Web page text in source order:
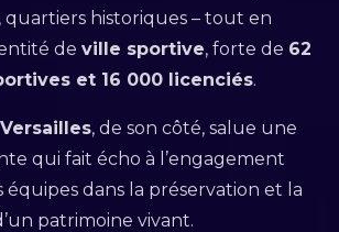
quartiers historiques – tout en
de ville sportive, forte de 62
et 16 000 licenciés.
, de son côté, salue une
qui fait écho à l’engagement
équipes dans la préservation et la
patrimoine vivant.